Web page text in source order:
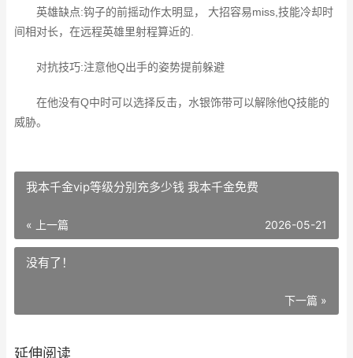
英雄缺点:钩子的前摇动作太明显， 大招容易miss,技能冷却时
间相对长，在远程英雄里射程算近的.
对抗技巧:注意他Q出手的姿势提前躲避
在他没有Q中时可以选择反击，水银饰带可以解除他Q技能的
威胁。
我本千金vip等级分别充多少钱 我本千金免费
« 上一篇 2026-05-21
没有了！
下一篇 »
延伸阅读